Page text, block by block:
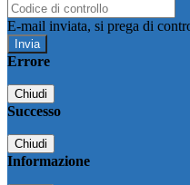
E-mail inviata, si prega di
Errore
Chiudi
Successo
Chiudi
Informazione